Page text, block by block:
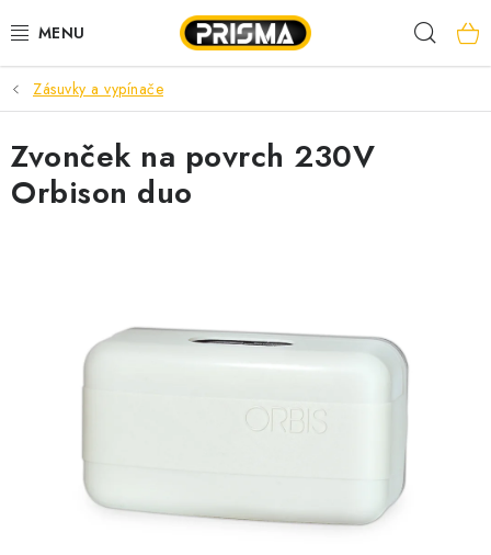
na
AKCIE
LED PÁSY
MODULÁRNE PRÍSTROJE
KÁBLE A VODIČE
BATÉRIE A NABÍJAČKY
Zásuvky a vypínače
Zvonček na povrch 230V
Orbison duo